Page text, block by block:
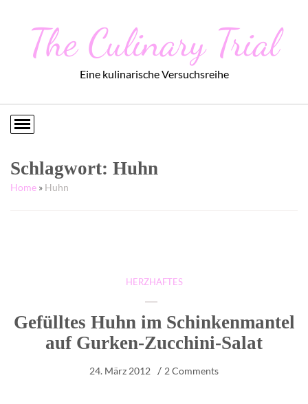
The Culinary Trial
Eine kulinarische Versuchsreihe
Schlagwort: Huhn
Home » Huhn
HERZHAFTES
Gefülltes Huhn im Schinkenmantel
auf Gurken-Zucchini-Salat
24. März 2012 2 Comments